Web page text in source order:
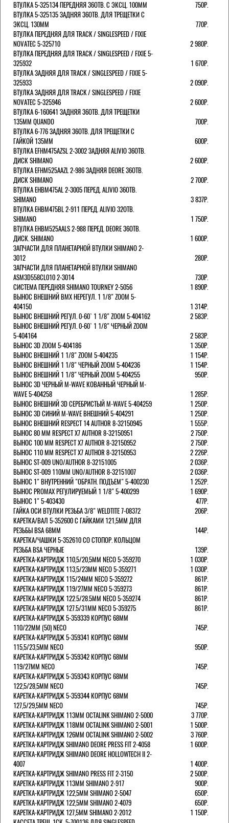
ВТУЛКА 5-325134 ПЕРЕДНЯЯ 36ОТВ. С ЭКСЦ. 100ММ
750Р.
ВТУЛКА 5-325135 ЗАДНЯЯ 36ОТВ. ДЛЯ ТРЕЩЕТКИ С
ЭКСЦ. 130ММ
770Р.
ВТУЛКА ПЕРЕДНЯЯ ДЛЯ TRACK / SINGLESPEED / FIXIE
NOVATEC 5-325710
2 980Р.
ВТУЛКА ПЕРЕДНЯЯ ДЛЯ TRACK / SINGLESPEED / FIXIE 5-
325932
1 670Р.
ВТУЛКА ЗАДНЯЯ ДЛЯ TRACK / SINGLESPEED / FIXIE 5-
325933
2 090Р.
ВТУЛКА ЗАДНЯЯ ДЛЯ TRACK / SINGLESPEED / FIXIE
NOVATEC 5-325946
2 600Р.
ВТУЛКА 6-160641 ЗАДНЯЯ 36ОТВ. ДЛЯ ТРЕЩЕТКИ
135ММ QUANDO
700Р.
ВТУЛКА 6-776 ЗАДНЯЯ 36ОТВ. ДЛЯ ТРЕЩЕТКИ С
ГАЙКОЙ 135ММ
600Р.
ВТУЛКА EFHM475AZSL 2-3002 ЗАДНЯЯ ALIVIO 36ОТВ.
ДИСК SHIMANO
2 600Р.
ВТУЛКА EFHM525AAZL 2-986 ЗАДНЯЯ DEORE 36ОТВ.
ДИСК SHIMANO
2 700Р.
ВТУЛКА EHBM475AL 2-3005 ПЕРЕД. ALIVIO 36ОТВ.
SHIMANO
3 837Р.
ВТУЛКА EHBM475BL 2-911 ПЕРЕД. ALIVIO 32ОТВ.
SHIMANO
1 750Р.
ВТУЛКА EHBM525AALS 2-988 ПЕРЕД. DEORE 36ОТВ.
ДИСК. SHIMANO
1 600Р.
ЗАПЧАСТИ ДЛЯ ПЛАНЕТАРНОЙ ВТУЛКИ SHIMANO 2-
3012
280Р.
ЗАПЧАСТИ ДЛЯ ПЛАНЕТАРНОЙ ВТУЛКИ SHIMANO
ASM3D558CL010 2-3014
730Р.
СИСТЕМА ПЕРЕДНЯЯ SHIMANO TOURNEY 2-5056
1 890Р.
ВЫНОС ВНЕШНИЙ BMX НЕРЕГУЛ. 1 1/8" ZOOM 5-
404150
1 314Р.
ВЫНОС ВНЕШНИЙ РЕГУЛ. 0-60` 1 1/8" ZOOM 5-404162
2 583Р.
ВЫНОС ВНЕШНИЙ РЕГУЛ. 0-60` 1 1/8" ЧЕРНЫЙ ZOOM
5-404164
2 583Р.
ВЫНОС 3D ZOOM 5-404186
1 350Р.
ВЫНОС ВНЕШНИЙ 1 1/8" ZOOM 5-404235
1 154Р.
ВЫНОС ВНЕШНИЙ 1 1/8" ЧЕРНЫЙ ZOOM 5-404236
1 154Р.
ВЫНОС ВНЕШНИЙ 1 1/8" ЧЕРНЫЙ ZOOM 5-404255
950Р.
ВЫНОС 3D ЧЕРНЫЙ M-WAVE КОВАННЫЙ ЧЕРНЫЙ M-
WAVE 5-404258
1 285Р.
ВЫНОС ВНЕШНИЙ 3D СЕРЕБРИСТЫЙ M-WAVE 5-404259
1 250Р.
ВЫНОС 3D СИНИЙ M-WAVE ВНЕШНИЙ 5-404291
1 250Р.
ВЫНОС ВНЕШНИЙ RESPECT 14 AUTHOR 8-32150945
1 555Р.
ВЫНОС 80 ММ RESPECT Х7 AUTHOR 8-32150951
2 750Р.
ВЫНОС 100 ММ RESPECT Х7 AUTHOR 8-32150952
2 750Р.
ВЫНОС 110 ММ RESPECT Х7 AUTHOR 8-32150953
2 226Р.
ВЫНОС ST-009 UNO/AUTHOR 8-32151005
2 036Р.
ВЫНОС ST-009 110ММ UNO/AUTHOR 8-32151007
2 036Р.
ВЫНОС 1" ВНУТРЕННИЙ "ОБРАТН. ПОДЪЕМ" 5-400230
1 252Р.
ВЫНОС PROMAX РЕГУЛИРУЕМЫЙ 1 1/8" 5-400299
1 690Р.
ВЫНОС 1" 5-403430
477Р.
ГАЙКА ОСИ ВТУЛКИ РЕЗЬБА 3/8" WELDTITE 7-08372
206Р.
КАРЕТКА/ВАЛ 5-352600 С ГАЙКАМИ 121,5ММ ДЛЯ
РЕЗЬБЫ BSA 68ММ
144Р.
КАРЕТКА/ЧАШКИ 5-352610 СО СТОПОР. КОЛЬЦОМ
РЕЗЬБА BSA ЧЕРНЫЕ
139Р.
КАРЕТКА-КАРТРИДЖ 110,5/20,5ММ NECO 5-359270
1 030Р.
КАРЕТКА-КАРТРИДЖ 113,5/23ММ NECO 5-359271
1 030Р.
КАРЕТКА-КАРТРИДЖ 115/24ММ NECO 5-359272
861Р.
КАРЕТКА-КАРТРИДЖ 119/27ММ NECO 5-359273
861Р.
КАРЕТКА-КАРТРИДЖ 122.5/28.5ММ NECO 5-359274
861Р.
КАРЕТКА-КАРТРИДЖ 127.5/31ММ NECO 5-359275
861Р.
КАРЕТКА-КАРТРИДЖ 5-359339 КОРПУС 68ММ
110/22ММ (50) NECO
745Р.
КАРЕТКА-КАРТРИДЖ 5-359341 КОРПУС 68ММ
115,5/23,5ММ NECO
950Р.
КАРЕТКА-КАРТРИДЖ 5-359342 КОРПУС 68ММ
119/27ММ NECO
745Р.
КАРЕТКА-КАРТРИДЖ 5-359343 КОРПУС 68ММ
122,5/28,5ММ NECO
745Р.
КАРЕТКА-КАРТРИДЖ 5-359344 КОРПУС 68ММ
127,5/29,5ММ NECO
745Р.
КАРЕТКА-КАРТРИДЖ 113ММ OCTALINK SHIMANO 2-5000
3 770Р.
КАРЕТКА-КАРТРИДЖ 118ММ OCTALINK SHIMANO 2-5001
1 500Р.
КАРЕТКА-КАРТРИДЖ 126ММ OCTALINK SHIMANO 2-5002
3 760Р.
КАРЕТКА-КАРТРИДЖ SHIMANO DEORE PRESS FIT 2-4058
1 600Р.
КАРЕТКА-КАРТРИДЖ SHIMANO DEORE HOLLOWTECH II 2-
4007
1 400Р.
КАРЕТКА-КАРТРИДЖ SHIMANO PRESS FIT 2-3150
2 500Р.
КАРЕТКА-КАРТРИДЖ 113ММ SHIMANO 2-917
900Р.
КАРЕТКА-КАРТРИДЖ 122,5ММ SHIMANO 2-5047
650Р.
КАРЕТКА-КАРТРИДЖ 122,5ММ SHIMANO 2-4079
650Р.
КАРЕТКА-КАРТРИДЖ 127,5ММ SHIMANO 2-2012
1 150Р.